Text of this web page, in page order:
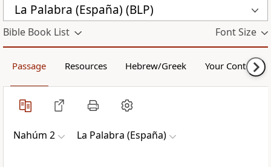
La Palabra (España) (BLP)
Bible Book List Font Size
Passage Resources Hebrew/Greek Your Content
Nahúm 2 La Palabra (España)